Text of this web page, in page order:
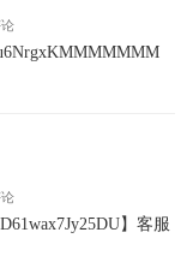
论
论
】客服